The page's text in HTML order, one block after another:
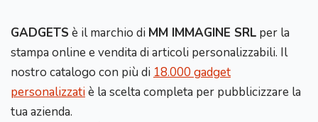
GADGETS è il marchio di MM IMMAGINE SRL per la
stampa online e vendita di articoli personalizzabili. Il
nostro catalogo con più di 18.000 gadget
personalizzatiè la scelta completa per pubblicizzare la
tua azienda.